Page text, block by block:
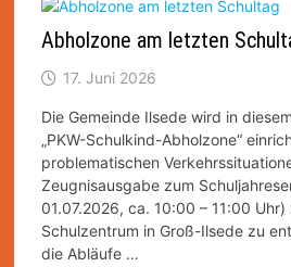
Abholzone am letzten
17. Juni 2026
Die Gemeinde Ilsede wird in
„PKW-Schulkind-Abholzone“
problematischen
Zeugnisausgabe zum
01.07.2026, ca. 10:00 – 11:00
Schulzentrum in Groß-Ilsede zu
die Abläufe …